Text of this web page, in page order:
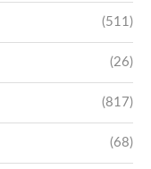
(511)
(26)
(817)
(68)